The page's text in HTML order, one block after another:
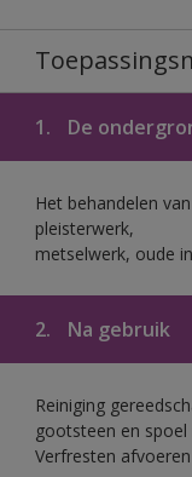
1. De
Het behandelen
pleisterwerk,
metselwerk, oude
2. Na gebruik
Reiniging
gootsteen en
Verfresten